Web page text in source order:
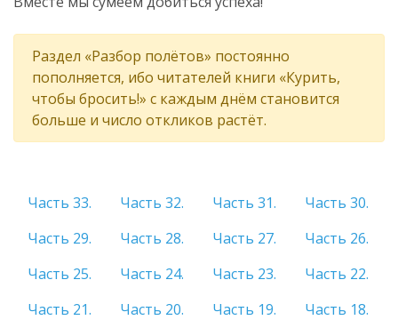
Раздел «Разбор полётов» постоянно
пополняется, ибо читателей книги «Курить,
чтобы бросить!» с каждым днём становится
больше и число откликов растёт.
Часть 33. Часть 32. Часть 31.
Часть 30.
Часть 29.
Часть 28. Часть 27.
Часть 26.
Часть 25.
Часть 24. Часть 23.
Часть 22.
Часть 21.
Часть 20. Часть 19.
Часть 18.